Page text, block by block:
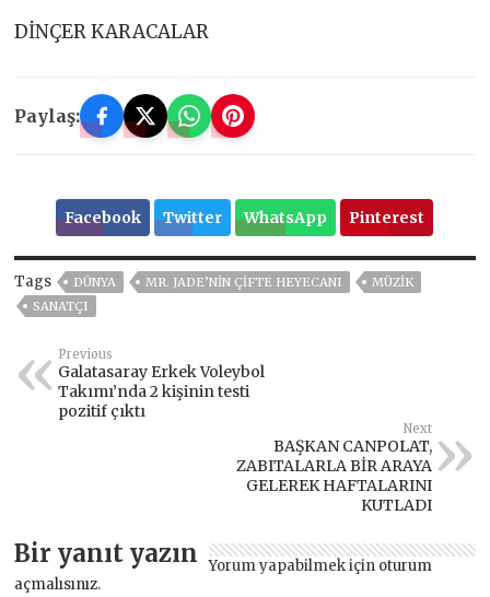
DİNÇER KARACALAR
Paylaş:
Facebook Twitter WhatsApp Pinterest
Tags DÜNYA MR. JADE’NIN ÇIFTE HEYECANI
MÜZIK
SANATÇI
Previous
Galatasaray Erkek Voleybol
Takımı’nda 2 kişinin testi
pozitif çıktı
Next
BAŞKAN CANPOLAT,
ZABITALARLA BİR ARAYA
GELEREK HAFTALARINI
KUTLADI
Bir yanıt yazın Yorum yapabilmek için oturum
açmalısınız.